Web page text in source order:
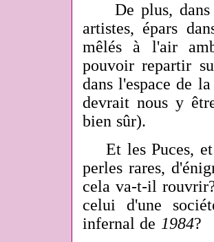
De plus, dans
artistes, épars
mêlés à l'air
pouvoir repartir
dans l'espace de
devrait nous y
bien sûr).
Et les Puces, et
perles rares,
cela va-t-il
celui d'une
infernal de 1984?